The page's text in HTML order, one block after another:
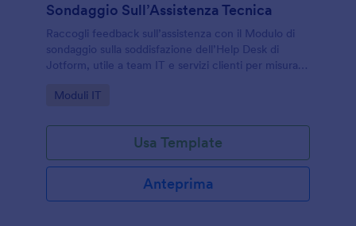
Sondaggio Sull’Assistenza Tecnica
Raccogli feedback sull’assistenza con il Modulo di
sondaggio sulla soddisfazione dell’Help Desk di
Jotform, utile a team IT e servizi clienti per misurare
raccolta dati.
Go to Category:
Moduli IT
Usa Template
Anteprima